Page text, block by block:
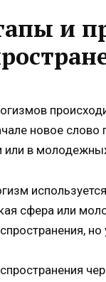
и
новое слово
или в
сфера или